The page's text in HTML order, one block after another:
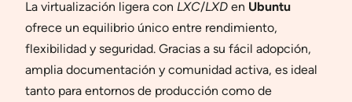
La virtualización ligera con LXC/LXD en Ubuntu
ofrece un equilibrio único entre rendimiento,
flexibilidad y seguridad. Gracias a su fácil adopción,
amplia documentación y comunidad activa, es ideal
tanto para entornos de producción como de